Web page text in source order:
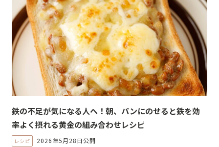
鉄の不足が気になる人へ！朝、パンにのせると鉄を効
率よく摂れる黄金の組み合わせレシピ
レシピ 2026年5月28日公開